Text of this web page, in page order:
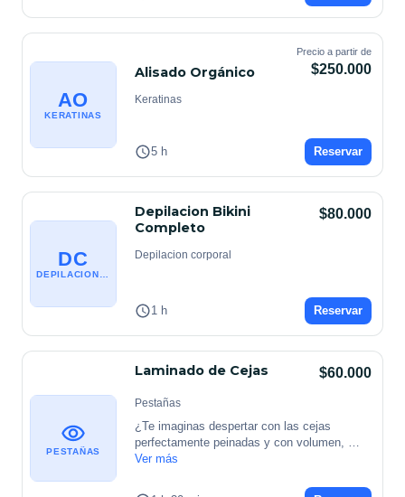
AO
KERATINAS
Alisado Orgánico
Precio a partir de
$250.000
Keratinas
5 h Reservar
DC
Depilacion Bikini
Completo
$80.000
Depilacion corporal
1 h Reservar
PESTAÑAS
Laminado de Cejas $60.000
Pestañas
¿Te imaginas despertar con las cejas
perfectamente peinadas y con volumen,
sin...
Ver más